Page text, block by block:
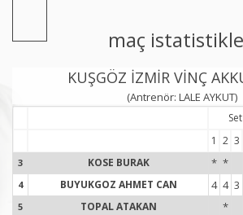
maç
KUŞGÖZ İZMİR VİNÇ
(Antrenör: LALE AYKUT)
Set
1 2 3
3 KOSE BURAK * *
4 BUYUKGOZ AHMET CAN 4 4 3
5 TOPAL ATAKAN *